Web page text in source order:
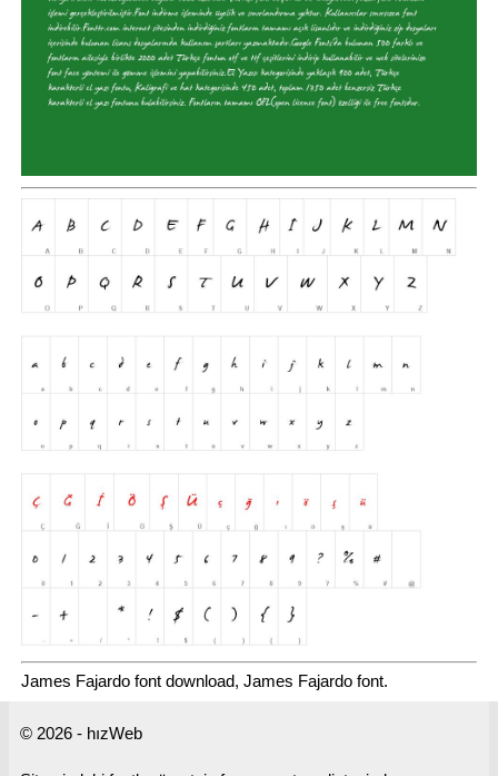
James Fajardo font download, James Fajardo font.
© 2026 - hızWeb